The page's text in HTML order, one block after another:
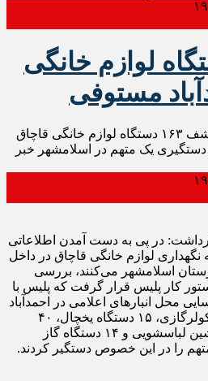
دستگاه لوازم خانگی
مستوفی
فرمانده انتظامی استان از کشف ۱۶۳ دستگاه لوازم خانگی قاچاق
ریال و دستگیری یک متهم در اسلامشهر خبر
در پی به دست آمدن اطلاعاتی
نگهداری لوازم خانگی قاچاق در داخل
اسلامشهر می‌کنند، بررسی
کار پلیس قرار گرفت که پلیس با
محل انبارهای اعلامی در احمدآباد
مستوفی شده و ۸۶ دستگاه کولرگازی، ۱۵ دستگاه یخچال، ۴۰
دستگاه فرگاز، ۷ دستگاه ماشین لباسشویی و ۱۴ دستگاه گاز
را در این خصوص دستگیر کردند.